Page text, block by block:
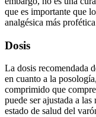
que es importante que
analgésica más
Dosis
La dosis recomendada
en cuanto a la
comprimido que
puede ser ajustada a
estado de salud del